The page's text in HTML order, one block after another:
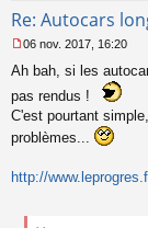
Re: Autocars
e
s
a
g
n
o
l
06 nov. 2017, 16:20
Ah bah, si les
pas rendus !
C'est pourtant
problèmes...
http://